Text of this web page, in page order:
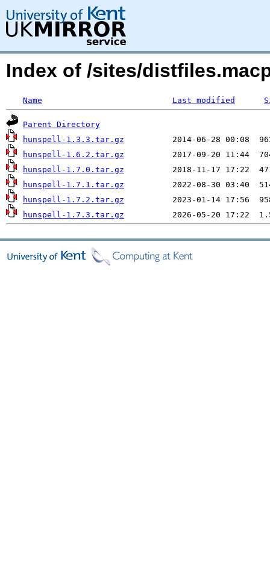
Index of /sites/
Name Last modified
Parent Directory
hunspell-1.3.3.tar.gz
hunspell-1.6.2.tar.gz
hunspell-1.7.0.tar.gz
hunspell-1.7.1.tar.gz
hunspell-1.7.2.tar.gz
hunspell-1.7.3.tar.gz